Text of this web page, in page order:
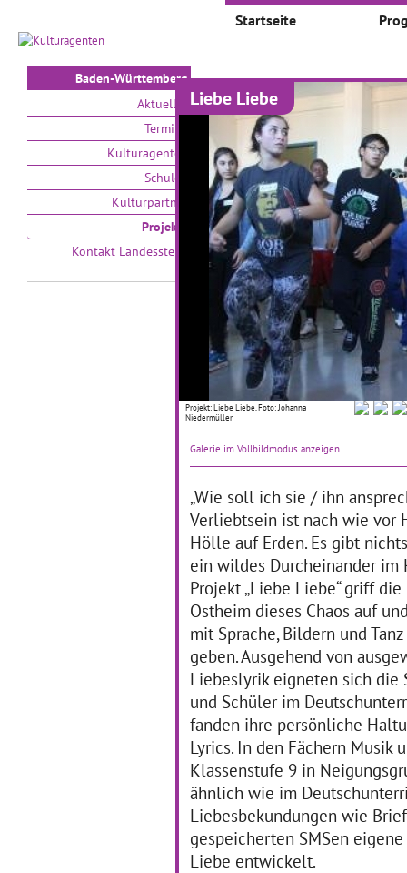
Liebe Liebe
Projekt: Liebe Liebe, Foto: Johanna
Niedermüller
Galerie im Vollbildmodus anzeigen
„Wie soll ich sie / ihn
Verliebtsein ist nach wie vor
Hölle auf Erden. Es gibt
ein wildes Durcheinander im
Projekt „Liebe Liebe“ griff
Ostheim dieses Chaos auf
mit Sprache, Bildern und
geben. Ausgehend von
Liebeslyrik eigneten sich die
und Schüler im
fanden ihre persönliche
Lyrics. In den Fächern Musik
Klassenstufe 9 in
ähnlich wie im
Liebesbekundungen wie
gespeicherten SMSen
Liebe entwickelt.
Baden-Württemberg
Aktuelles
Termine
Kulturagenten
Schulen
Kulturpartner
Projekte
Kontakt Landesstelle
Startseite
Projekte
Auswählen nach:
Kleine Teufel aus Ton
01.01.2017–31.01.2017
Ganz nah heran an moderne
Lichtental, als sie eine
aktuelle Ausstellung im
Baden besuchte. … mehr
Slam Poetry macht
Schule
01.01.2017–30.04.2019
Bereits im Schuljahr
Klassenstufe Zehn des
Werkrealschulzweigs der
Schiller-Realschule im
Verbund in Schwäbisch
Gmünd die Kunstform der
Slam Poetry kennenlernen.